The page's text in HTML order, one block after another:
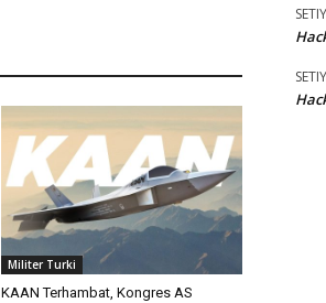
Militer Turki
KAAN Terhambat, Kongres AS